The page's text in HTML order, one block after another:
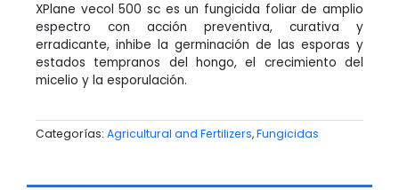
XPlane vecol 500 sc es un fungicida foliar de amplio
espectro con acción preventiva, curativa y
erradicante, inhibe la germinación de las esporas y
estados tempranos del hongo, el crecimiento del
micelio y la esporulación.
Categorías: Agricultural and Fertilizers,Fungicidas